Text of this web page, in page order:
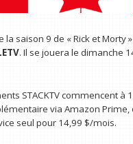
la saison 9 de « Rick et Morty
. Il se jouera le dimanche
STACKTV commencent à
via Amazon Prime,
seul pour 14,99 $/mois.